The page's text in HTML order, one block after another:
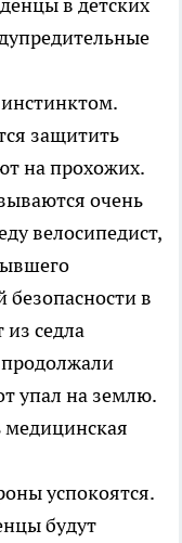
защитить
на прохожих.
очень
велосипедист,
безопасности в
седла
упал на землю.
медицинская
успокоятся.
будут